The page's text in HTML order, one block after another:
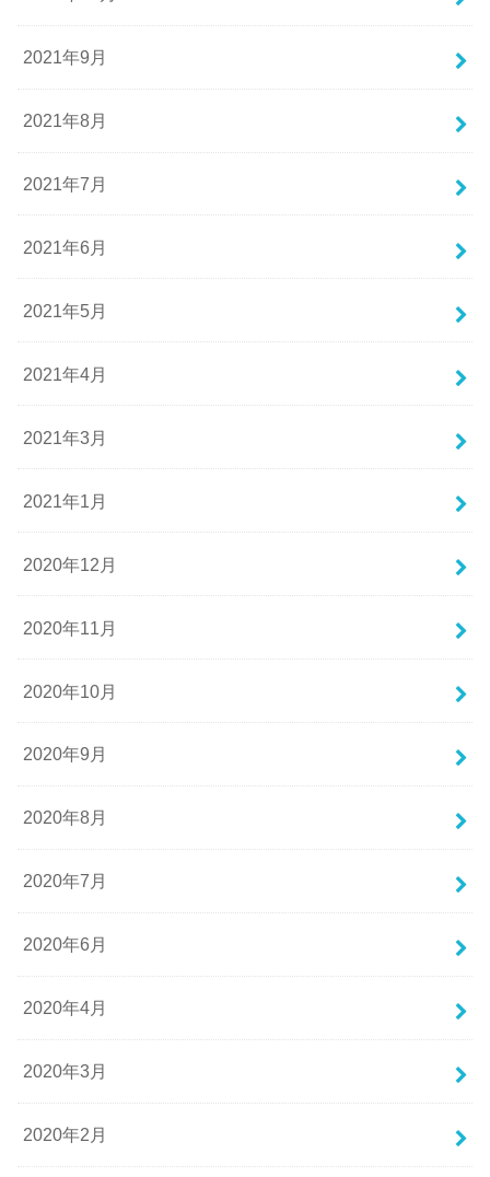
2021年9月
2021年8月
2021年7月
2021年6月
2021年5月
2021年4月
2021年3月
2021年1月
2020年12月
2020年11月
2020年10月
2020年9月
2020年8月
2020年7月
2020年6月
2020年4月
2020年3月
2020年2月